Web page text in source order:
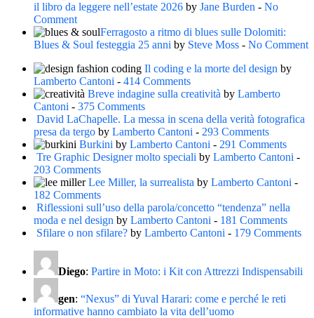
il libro da leggere nell’estate 2026 by Jane Burden - No
Comment
Ferragosto a ritmo di blues sulle Dolomiti:
Blues & Soul festeggia 25 anni by Steve Moss - No Comment
Il coding e la morte del design by
Lamberto Cantoni - 414 Comments
Breve indagine sulla creatività by Lamberto
Cantoni - 375 Comments
David LaChapelle. La messa in scena della verità fotografica
presa da tergo by Lamberto Cantoni - 293 Comments
Burkini by Lamberto Cantoni - 291 Comments
Tre Graphic Designer molto speciali by Lamberto Cantoni -
203 Comments
Lee Miller, la surrealista by Lamberto Cantoni -
182 Comments
Riflessioni sull’uso della parola/concetto “tendenza” nella
moda e nel design by Lamberto Cantoni - 181 Comments
Sfilare o non sfilare? by Lamberto Cantoni - 179 Comments
Diego: Partire in Moto: i Kit con Attrezzi Indispensabili
gen: “Nexus” di Yuval Harari: come e perché le reti
informative hanno cambiato la vita dell’uomo